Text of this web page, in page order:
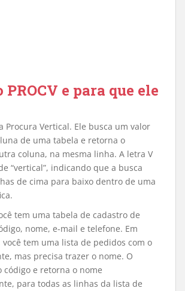
PROCV e para que ele
Procura Vertical. Ele busca um valor
de uma tabela e retorna o
coluna, na mesma linha. A letra V
“vertical”, indicando que a busca
de cima para baixo dentro de uma
tem uma tabela de cadastro de
nome, e-mail e telefone. Em
tem uma lista de pedidos com o
mas precisa trazer o nome. O
código e retorna o nome
para todas as linhas da lista de